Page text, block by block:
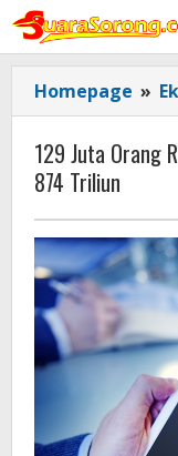
Lewati
konten
Homepage »
129 Juta Orang
874 Triliun